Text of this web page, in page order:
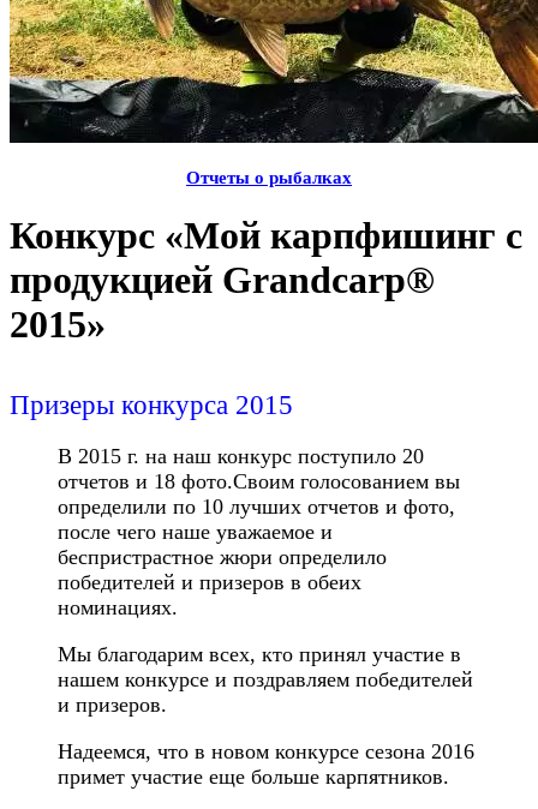
Отчеты о рыбалках
Конкурс «Мой карпфишинг с
продукцией Grandcarp®
2015»
Призеры конкурса 2015
В 2015 г. на наш конкурс поступило 20
отчетов и 18 фото.Своим голосованием вы
определили по 10 лучших отчетов и фото,
после чего наше уважаемое и
беспристрастное жюри определило
победителей и призеров в обеих
номинациях.
Мы благодарим всех, кто принял участие в
нашем конкурсе и поздравляем победителей
и призеров.
Надеемся, что в новом конкурсе сезона 2016
примет участие еще больше карпятников.